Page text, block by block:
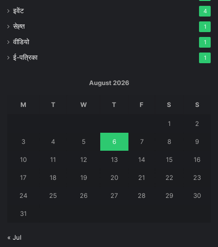
इवेंट 4
सेह्त 1
वीडियो 1
ई-पत्रिका 1
August 2026
M T W T F S S
1 2
3 4 5 6 7 8 9
10 11 12 13 14 15 16
17 18 19 20 21 22 23
24 25 26 27 28 29 30
31
« Jul